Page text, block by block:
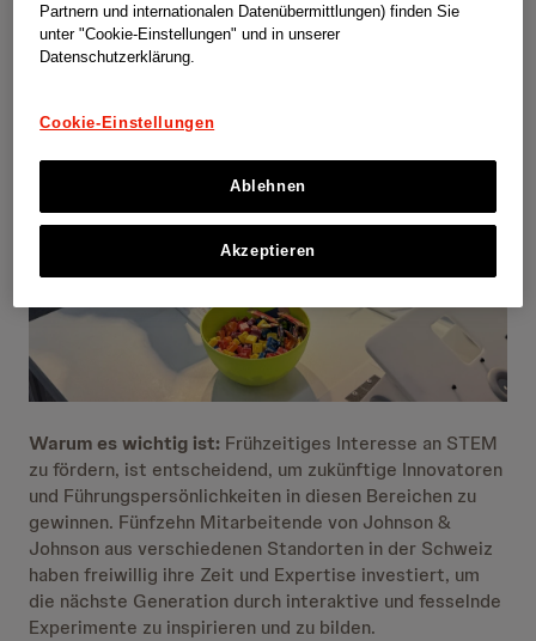
Warum es wichtig ist: Frühzeitiges Interesse an STEM
zu fördern, ist entscheidend, um zukünftige Innovatoren
und Führungspersönlichkeiten in diesen Bereichen zu
gewinnen. Fünfzehn Mitarbeitende von Johnson &
Johnson aus verschiedenen Standorten in der Schweiz
haben freiwillig ihre Zeit und Expertise investiert, um
die nächste Generation durch interaktive und fesselnde
Experimente zu inspirieren und zu bilden.
Partnern und internationalen Datenübermittlungen) finden Sie
unter "Cookie-Einstellungen" und in unserer
Datenschutzerklärung.
Cookie-Einstellungen
Ablehnen
Akzeptieren